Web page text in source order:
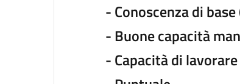
- Conoscenza di
- Buone capacità
- Capacità di